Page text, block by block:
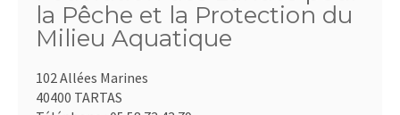
la Pêche et la Protection du
Milieu Aquatique
102 Allées Marines
40400 TARTAS